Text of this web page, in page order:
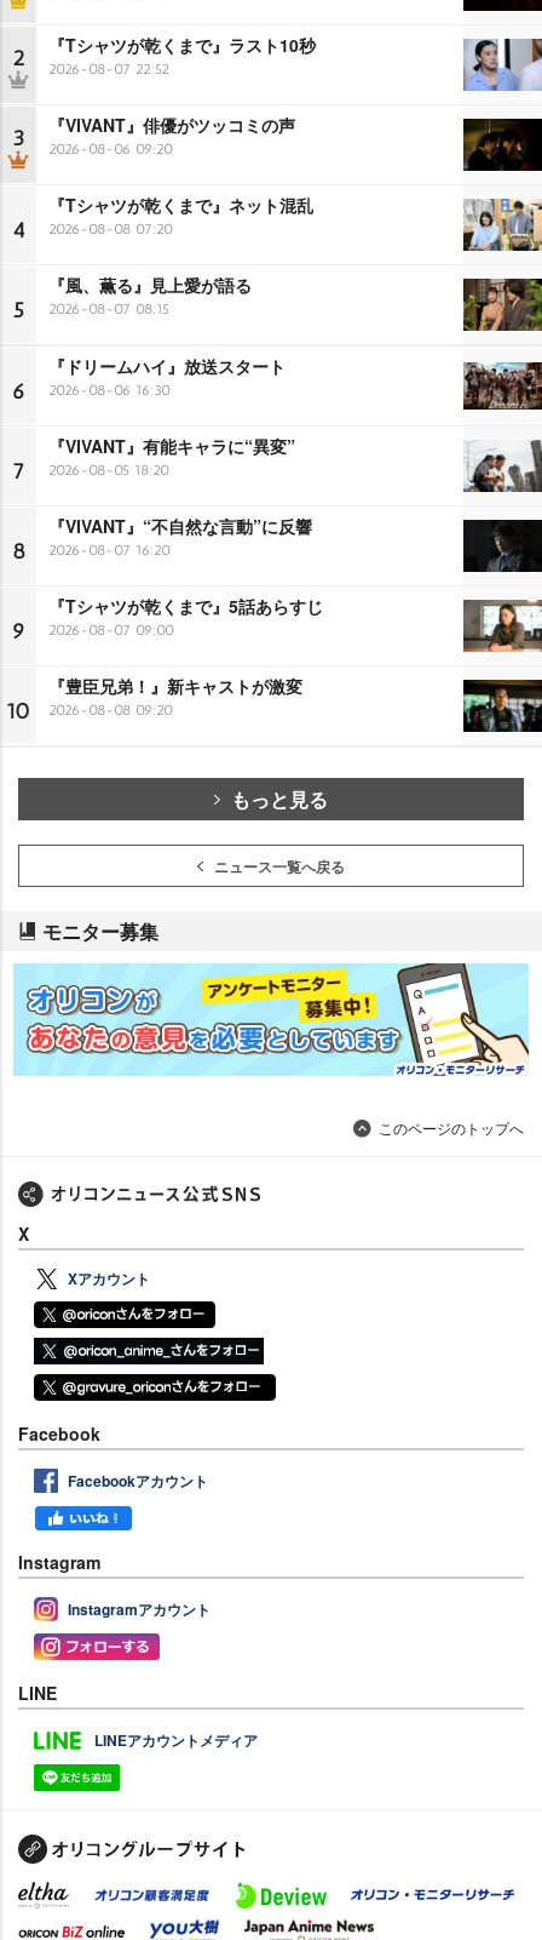
2 『Tシャツが乾くまで』ラスト10秒
2026-08-07 22:52
3 『VIVANT』俳優がツッコミの声
2026-08-06 09:20
4
『Tシャツが乾くまで』ネット混乱
2026-08-08 07:20
5
『風、薫る』見上愛が語る
2026-08-07 08:15
6
『ドリームハイ』放送スタート
2026-08-06 16:30
7
『VIVANT』有能キャラに“異変”
2026-08-05 18:20
8
『VIVANT』“不自然な言動”に反響
2026-08-07 16:20
9
『Tシャツが乾くまで』5話あらすじ
2026-08-07 09:00
10
『豊臣兄弟！』新キャストが激変
2026-08-08 09:20
もっと見る
ニュース一覧へ戻る
モニター募集
このページのトップへ
X
Xアカウント
Facebook
Facebookアカウント
Instagram
Instagramアカウント
LINE
LINEアカウントメディア